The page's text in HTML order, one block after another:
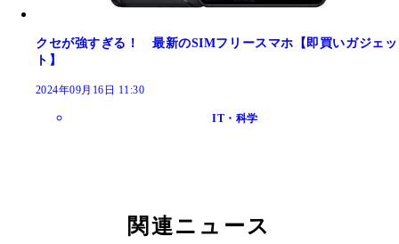
クセが強すぎる！ 最新のSIMフリースマホ【即買いガジェッ
ト】
2024年09月16日 11:30
IT・科学
関連ニュース